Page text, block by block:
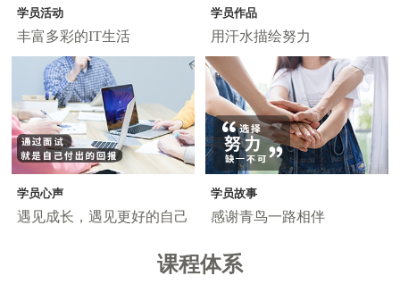
学员活动
丰富多彩的IT生活
学员作品
用汗水描绘努力
学员心声
遇见成长，遇见更好的自己
学员故事
感谢青鸟一路相伴
课程体系